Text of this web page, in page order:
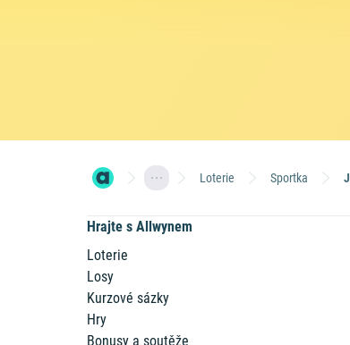
Loterie Sportka
Hrajte s Allwynem
Loterie
Losy
Kurzové sázky
Hry
Bonusy a soutěže